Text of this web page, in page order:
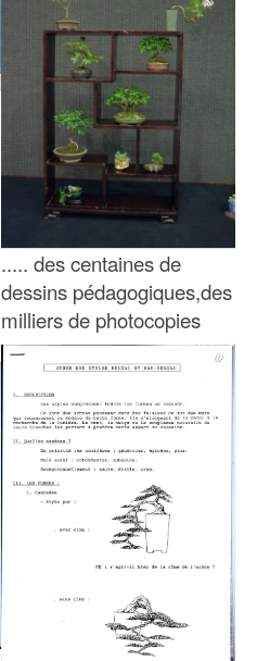
..... des centaines de
dessins pédagogiques,des
milliers de photocopies